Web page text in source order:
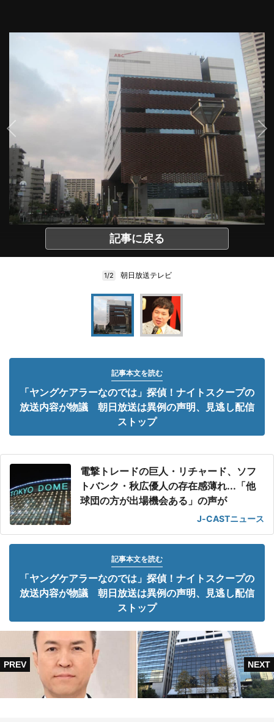
記事に戻る
1/2 朝日放送テレビ
記事本文を読む
「ヤングケアラーなのでは」探偵！ナイトスクープの
放送内容が物議 朝日放送は異例の声明、見逃し配信
ストップ
電撃トレードの巨人・リチャード、ソフ
トバンク・秋広優人の存在感薄れ...「他
球団の方が出場機会ある」の声が
J-CASTニュース
記事本文を読む
「ヤングケアラーなのでは」探偵！ナイトスクープの
放送内容が物議 朝日放送は異例の声明、見逃し配信
ストップ